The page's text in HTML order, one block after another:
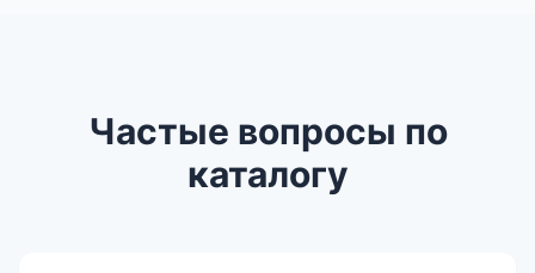
Частые вопросы по
каталогу